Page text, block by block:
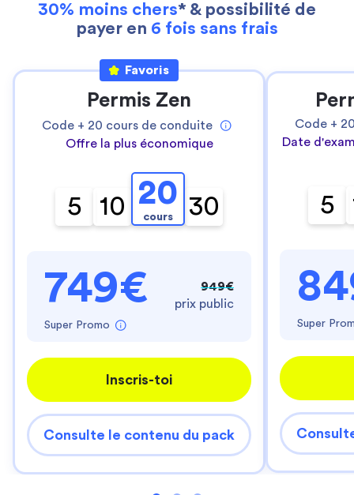
30% moins chers* & possibilité de
payer en 6 fois sans frais
Favoris
Permis Zen
Code + 20 cours de conduite
Offre la plus économique
5 10 20
cours 30
749€
Super Promo
949€
prix public
Inscris-toi
Consulte le contenu du pack
Code +
Date
5
Super